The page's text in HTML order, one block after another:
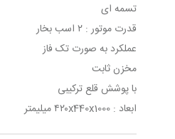
تسمه ای
قدرت موتور : ۲ اسب بخار
عملکرد به صورت تک فاز
مخزن ثابت
با پوشش قلع ترکیبی
ابعاد : ۴۲۰x440x1000 میلیمتر